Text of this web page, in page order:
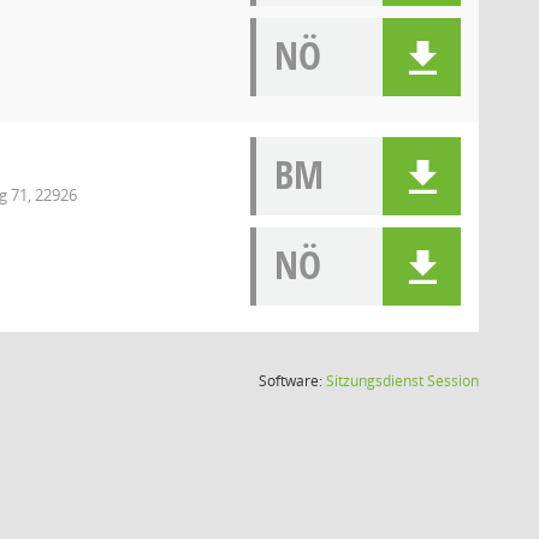
NÖ
71, 22926
BM
NÖ
Software:SitzungsdienstSession(Wird in